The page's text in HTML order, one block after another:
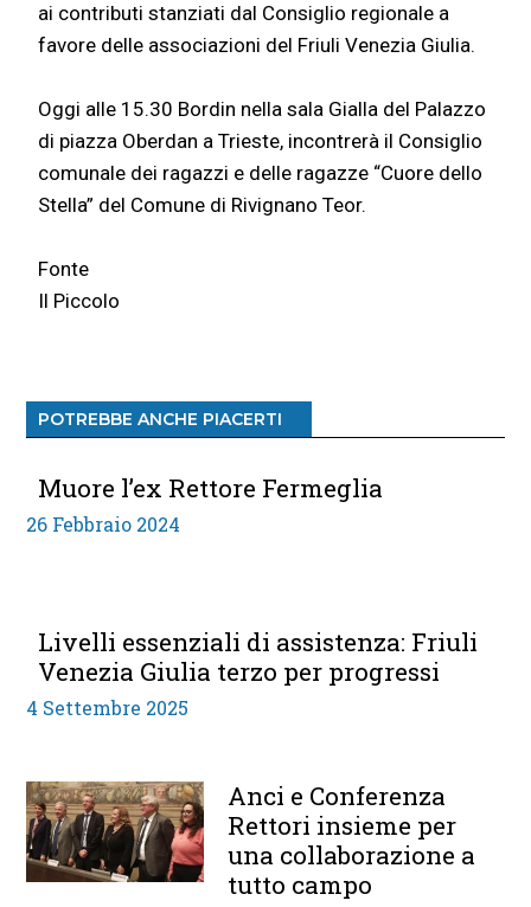
ai contributi stanziati dal Consiglio regionale a
favore delle associazioni del Friuli Venezia Giulia.
Oggi alle 15.30 Bordin nella sala Gialla del Palazzo
di piazza Oberdan a Trieste, incontrerà il Consiglio
comunale dei ragazzi e delle ragazze “Cuore dello
Stella” del Comune di Rivignano Teor.
Fonte
Il Piccolo
POTREBBE ANCHE PIACERTI
Muore l’ex Rettore Fermeglia
26 Febbraio 2024
Livelli essenziali di assistenza: Friuli
Venezia Giulia terzo per progressi
4 Settembre 2025
Anci e Conferenza
Rettori insieme per
una collaborazione a
tutto campo